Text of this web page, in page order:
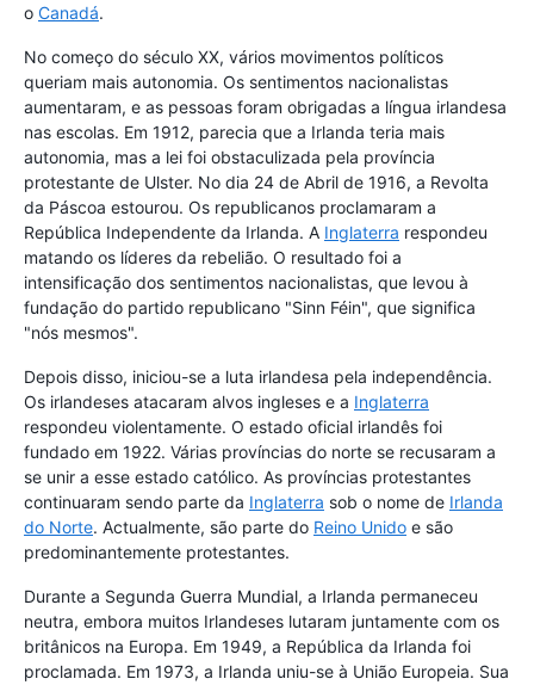
o Canadá.
No começo do século XX, vários movimentos políticos
queriam mais autonomia. Os sentimentos nacionalistas
aumentaram, e as pessoas foram obrigadas a língua irlandesa
nas escolas. Em 1912, parecia que a Irlanda teria mais
autonomia, mas a lei foi obstaculizada pela província
protestante de Ulster. No dia 24 de Abril de 1916, a Revolta
da Páscoa estourou. Os republicanos proclamaram a
República Independente da Irlanda. A Inglaterra respondeu
matando os líderes da rebelião. O resultado foi a
intensificação dos sentimentos nacionalistas, que levou à
fundação do partido republicano "Sinn Féin", que significa
"nós mesmos".
Depois disso, iniciou-se a luta irlandesa pela independência.
Os irlandeses atacaram alvos ingleses e a Inglaterra
respondeu violentamente. O estado oficial irlandês foi
fundado em 1922. Várias províncias do norte se recusaram a
se unir a esse estado católico. As províncias protestantes
continuaram sendo parte da Inglaterra sob o nome de Irlanda
do Norte. Actualmente, são parte do Reino Unido e são
predominantemente protestantes.
Durante a Segunda Guerra Mundial, a Irlanda permaneceu
neutra, embora muitos Irlandeses lutaram juntamente com os
britânicos na Europa. Em 1949, a República da Irlanda foi
proclamada. Em 1973, a Irlanda uniu-se à União Europeia. Sua